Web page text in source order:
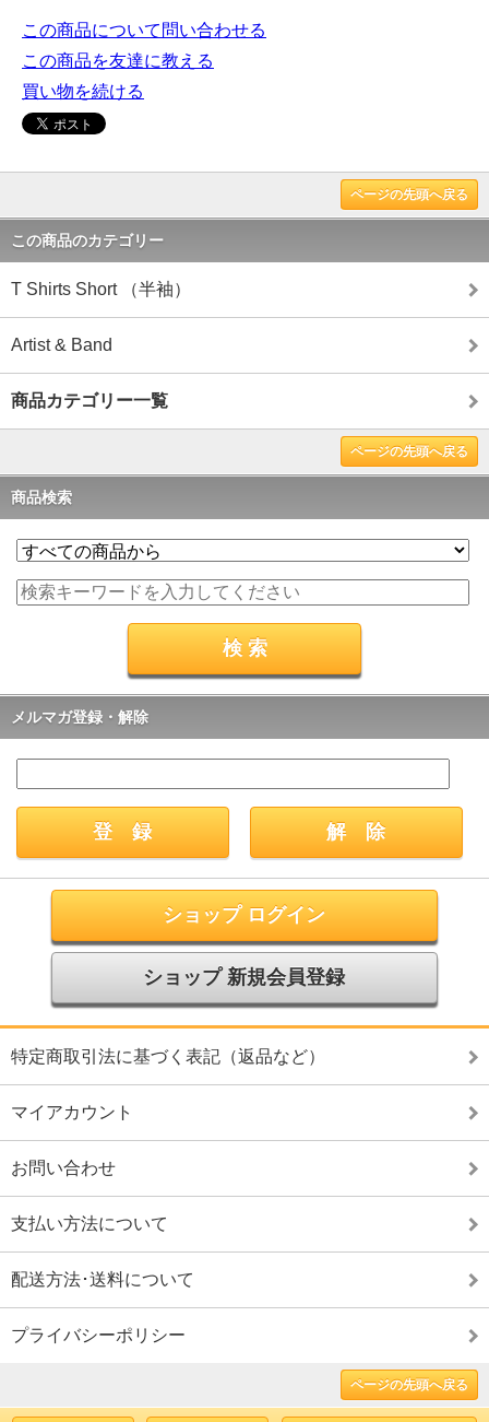
この商品について問い合わせる
この商品を友達に教える
買い物を続ける
ページの先頭へ戻る
この商品のカテゴリー
T Shirts Short （半袖）
Artist & Band
商品カテゴリー一覧
ページの先頭へ戻る
商品検索
メルマガ登録・解除
ショップ ログイン
ショップ 新規会員登録
特定商取引法に基づく表記（返品など）
マイアカウント
お問い合わせ
支払い方法について
配送方法･送料について
プライバシーポリシー
ページの先頭へ戻る